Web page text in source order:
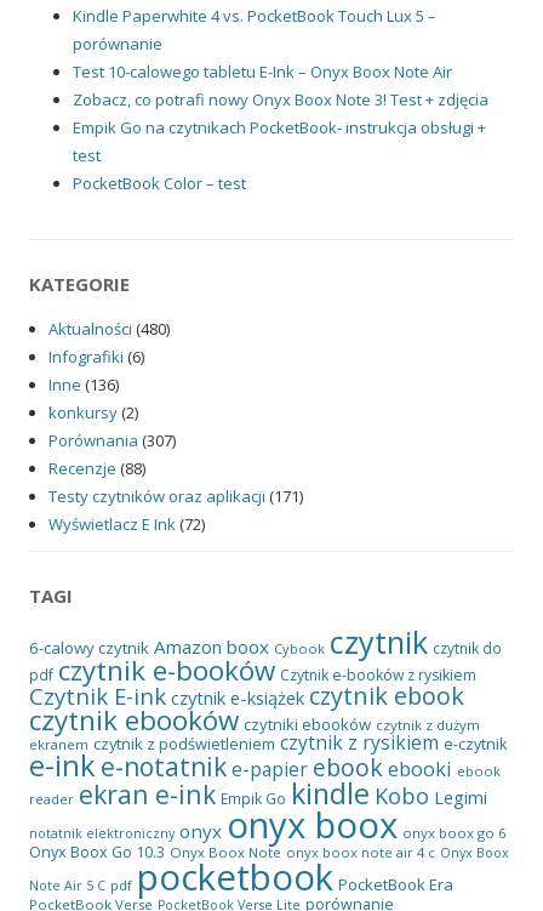
Kindle Paperwhite 4 vs. PocketBook Touch Lux 5 –
porównanie
Test 10-calowego tabletu E-Ink – Onyx Boox Note Air
Zobacz, co potrafi nowy Onyx Boox Note 3! Test + zdjęcia
Empik Go na czytnikach PocketBook- instrukcja obsługi +
test
PocketBook Color – test
KATEGORIE
Aktualności (480)
Infografiki (6)
Inne (136)
konkursy(2)
Porównania (307)
Recenzje (88)
Testy czytników oraz aplikacji (171)
Wyświetlacz E Ink(72)
TAGI
6-calowy czytnik Amazon boox Cybook czytnik czytnik do
pdf czytnik e-booków Czytnik e-booków z rysikiem
Czytnik E-ink czytnik e-książek czytnik ebook
czytnik ebooków czytniki ebooków czytnik z dużym
ekranem czytnik z podświetleniem czytnik z rysikiem e-czytnik
e-ink e-notatnike-papier ebookebooki ebook
reader ekran e-ink Empik Go kindle Kobo Legimi
notatnik elektroniczny onyx onyx boox onyx boox go 6
Onyx Boox Go 10.3 Onyx Boox Note onyx boox note air 4 c Onyx Boox
Note Air 5 C pdf pocketbook PocketBook Era
PocketBook Verse PocketBook Verse Lite porównanie